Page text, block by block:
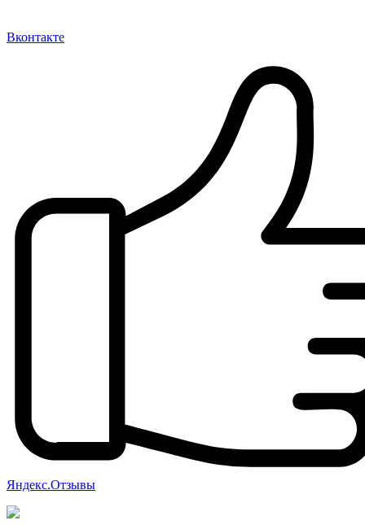
Вконтакте
Яндекс.Отзывы